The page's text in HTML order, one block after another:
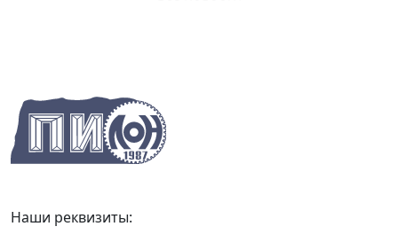
Наши реквизиты: